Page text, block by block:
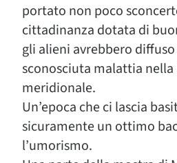
portato non poco
cittadinanza dotata di
gli alieni avrebbero
sconosciuta malattia nella
meridionale.
Un’epoca che ci lascia
sicuramente un ottimo
l’umorismo.